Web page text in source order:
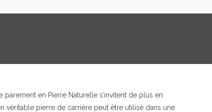
en Pierre Naturelle s’invitent de plus en
véritable pierre de carrière peut être utilisé dans une